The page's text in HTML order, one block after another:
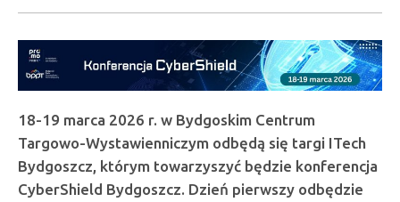
18-19 marca 2026 r. w Bydgoskim Centrum
Targowo-Wystawienniczym odbędą się targi ITech
Bydgoszcz, którym towarzyszyć będzie konferencja
CyberShield Bydgoszcz. Dzień pierwszy odbędzie